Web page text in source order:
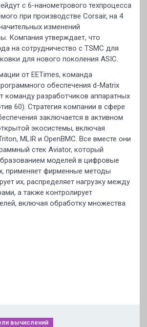
с 6-нанометрового техпроцесса
при производстве Corsair, на 4
изменений
Компания утверждает, что
на сотрудничество с TSMC для
для нового поколения ASIC.
от EETimes, команда
обеспечения d-Matrix
команду разработчиков аппаратных
60). Стратегия компании в сфере
заключается в активном
экосистемы, включая
MLIR и OpenBMC. Все вместе они
стек Aviator, который
моделей в цифровые
применяет фирменные методы
их, распределяет нагрузку между
а также контролирует
включая обработку множества
вычислений